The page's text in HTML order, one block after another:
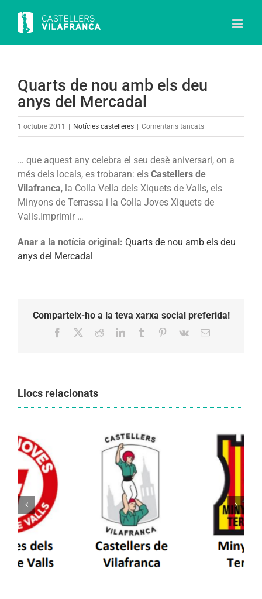
content
Quarts de nou amb els deu
anys del Mercadal
1 octubre 2011 Notícies castelleres Comentaris tancatsa
del
… que aquest any celebra el seu desè aniversari, on a
més dels locals, es trobaran: els Castellers de
Vilafranca, la Colla Vella dels Xiquets de Valls, els
Minyons de Terrassa i la Colla Joves Xiquets de
Valls.Imprimir …
Anar a la notícia original: Quarts de nou amb els deu
anys del Mercadal
Comparteix-ho a la teva xarxa social preferida!
Facebook RedditLinkedInTumblr Pinterest
Vk Email:
Llocs relacionats
Els Castellers de Vilafranca unieixen tradició i
patrimoni en un viatge de colla a la Vall
d’Aran i a la Vall de Boí